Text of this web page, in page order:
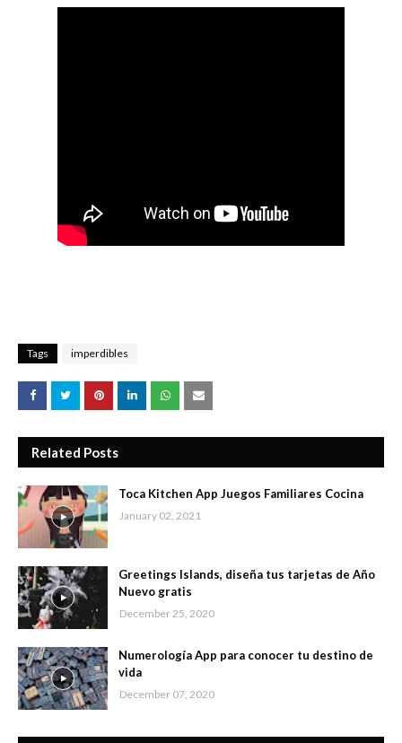
Tags imperdibles
Related Posts
Toca Kitchen App Juegos Familiares Cocina
January 02, 2021
Greetings Islands, diseña tus tarjetas de Año
Nuevo gratis
December 25, 2020
Numerología App para conocer tu destino de
vida
December 07, 2020